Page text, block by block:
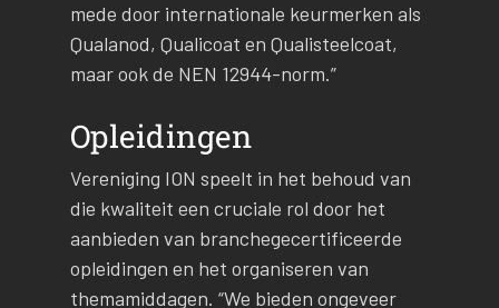
mede door internationale keurmerken als
Qualanod, Qualicoat en Qualisteelcoat,
maar ook de NEN 12944-norm.”
Opleidingen
Vereniging ION speelt in het behoud van
die kwaliteit een cruciale rol door het
aanbieden van branchegecertificeerde
opleidingen en het organiseren van
themamiddagen. “We bieden ongeveer